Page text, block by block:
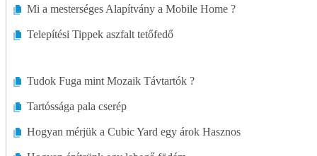
Mi a mesterséges Alapítvány a Mobile Home ?
Telepítési Tippek aszfalt tetőfedő
Tudok Fuga mint Mozaik Távtartók ?
Tartóssága pala cserép
Hogyan mérjük a Cubic Yard egy árok Hasznos